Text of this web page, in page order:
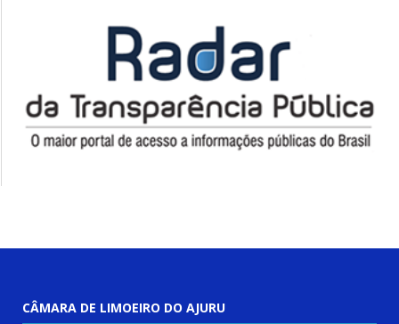
CÂMARA DE LIMOEIRO DO AJURU